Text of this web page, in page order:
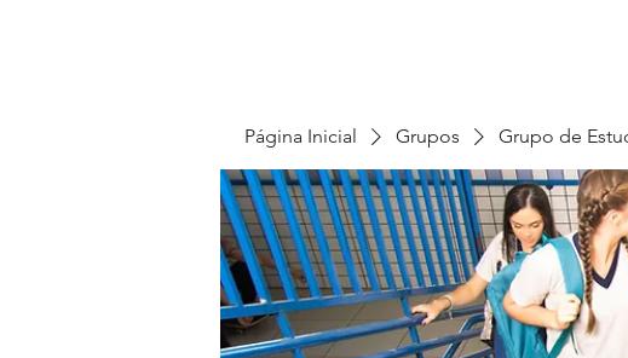
Página Inicial Grupos Grupo de